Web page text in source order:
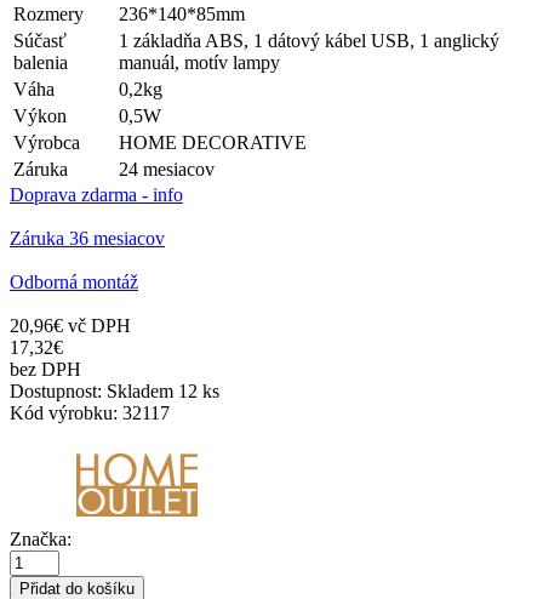
Rozmery
236*140*85mm
Súčasť
balenia
1 základňa ABS, 1 dátový kábel USB, 1 anglický
manuál, motív lampy
Váha
0,2kg
Výkon
0,5W
Výrobca
HOME DECORATIVE
Záruka
24 mesiacov
Doprava zdarma - info
Záruka 36 mesiacov
Odborná montáž
20,96€ vč DPH
17,32€
bez DPH
Dostupnost: Skladem 12 ks
Kód výrobku: 32117
Značka:
Přidat do košíku